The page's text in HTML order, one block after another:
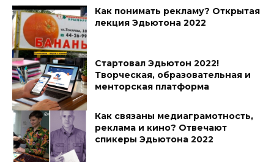
Как понимать рекламу? Открытая
лекция Эдьютона 2022
Стартовал Эдьютон 2022!
Творческая, образовательная и
менторская платформа
Как связаны медиаграмотность,
реклама и кино? Отвечают
спикеры Эдьютона 2022